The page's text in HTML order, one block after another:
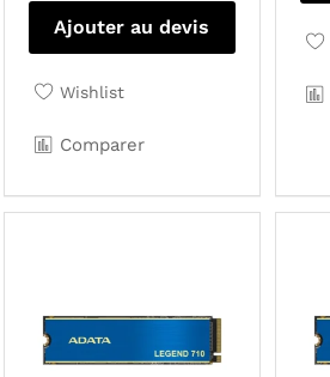
Ajouter au devis
Wishlist
Comparer